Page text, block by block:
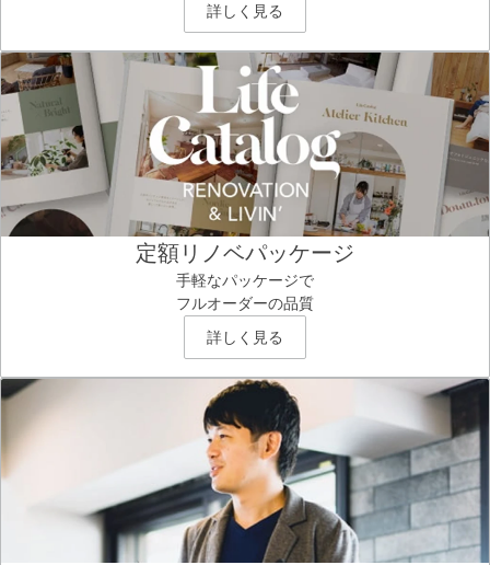
詳しく見る
定額リノベパッケージ
手軽なパッケージで
フルオーダーの品質
詳しく見る